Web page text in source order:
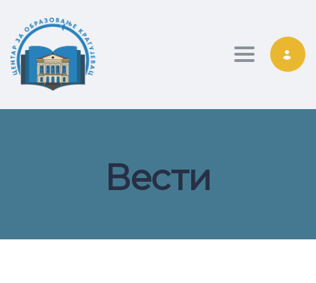
Toggle
Вести